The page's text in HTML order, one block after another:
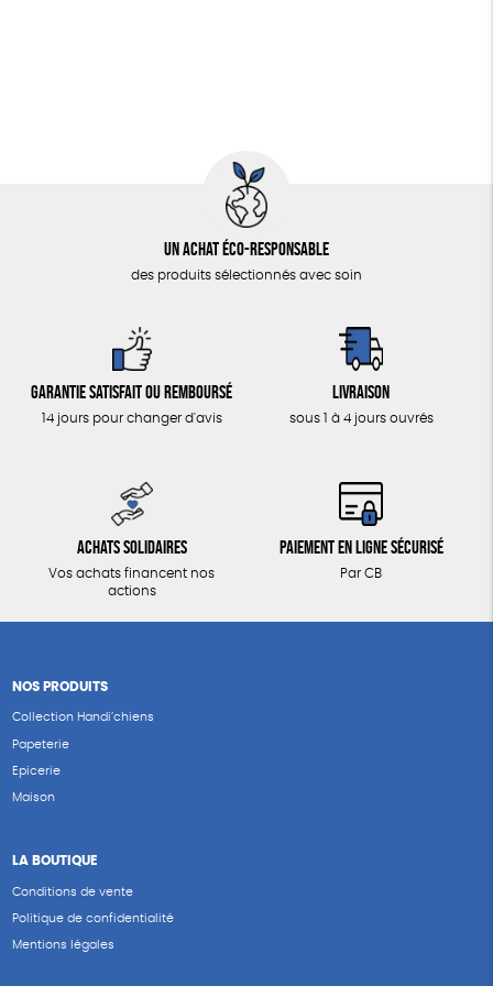
Un achat éco-responsable
des produits sélectionnés avec soin
Garantie satisfait ou remboursé
14 jours pour changer d'avis
Livraison
sous 1 à 4 jours ouvrés
Achats solidaires
Vos achats financent nos
actions
Paiement en ligne sécurisé
Par CB
NOS PRODUITS
Collection Handi’chiens
Papeterie
Epicerie
Maison
LA BOUTIQUE
Conditions de vente
Politique de confidentialité
Mentions légales